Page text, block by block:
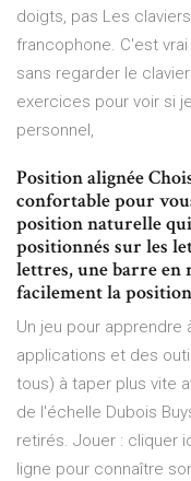
doigts, pas Les
francophone. C'est
sans regarder le
exercices pour voir si
personnel,
Position alignée
confortable pour
position naturelle
positionnés sur les
lettres, une barre
facilement la
Un jeu pour apprendre
applications et des
tous) à taper plus vite
de l'échelle Dubois
retirés. Jouer : cliquer
ligne pour connaître